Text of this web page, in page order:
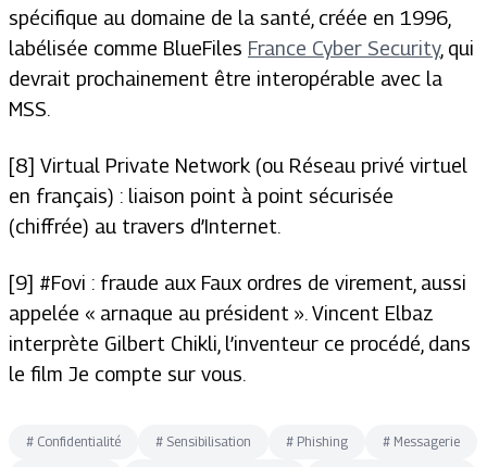
spécifique au domaine de la santé, créée en 1996,
labélisée comme BlueFiles France Cyber Security, qui
devrait prochainement être interopérable avec la
MSS.
[8] Virtual Private Network (ou Réseau privé virtuel
en français) : liaison point à point sécurisée
(chiffrée) au travers d’Internet.
[9] #Fovi : fraude aux Faux ordres de virement, aussi
appelée « arnaque au président ». Vincent Elbaz
interprète Gilbert Chikli, l’inventeur ce procédé, dans
le film Je compte sur vous.
# Confidentialité # Sensibilisation # Phishing # Messagerie